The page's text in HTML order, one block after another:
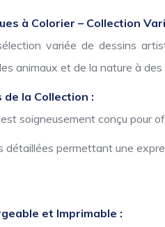
à Colorier – Collection
variée de dessins
animaux et de la nature à
la Collection :
soigneusement conçu pour
détaillées permettant une
et Imprimable :